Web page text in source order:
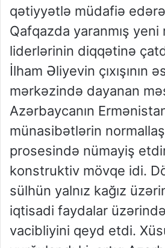
qətiyyətlə müdafiə
Qafqazda yaranmış yeni
liderlərinin diqqətinə
İlham Əliyevin çıxışının
mərkəzində dayanan
Azərbaycanın
münasibətlərin
prosesində nümayiş
konstruktiv mövqe idi.
sülhün yalnız kağız
iqtisadi faydalar üzərində
vacibliyini qeyd etdi.